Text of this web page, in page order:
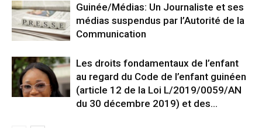
Guinée/Médias: Un Journaliste et ses
médias suspendus par l’Autorité de la
Communication
Les droits fondamentaux de l’enfant
au regard du Code de l’enfant guinéen
(article 12 de la Loi L/2019/0059/AN
du 30 décembre 2019) et des...